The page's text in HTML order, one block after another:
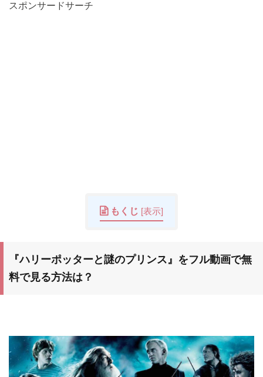
スポンサードサーチ
もくじ [表示]
『ハリーポッターと謎のプリンス』 をフル動画で無
料で見る方法は？